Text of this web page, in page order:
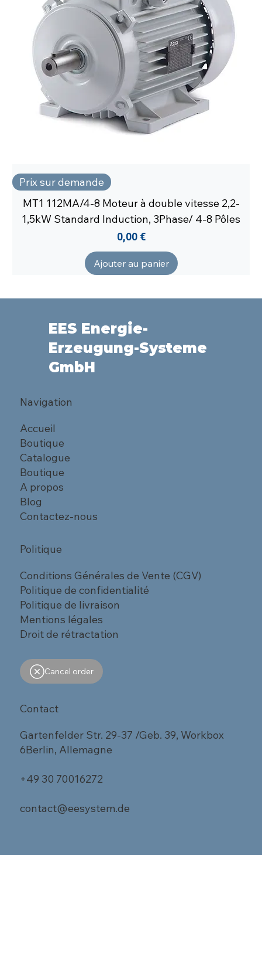
Prix sur demande
MT1 112MA/4-8 Moteur à double vitesse 2,2-
1,5kW Standard Induction, 3Phase/ 4-8 Pôles
Prix
0,00 €
Ajouter au panier
EES Energie-
Erzeugung-Systeme
GmbH
Navigation
Accueil
Boutique
Catalogue
Boutique
A propos
Blog
Contactez-nous
Politique
Conditions Générales de Vente (CGV)
Politique de confidentialité
Politique de livraison
Mentions légales
Droit de rétractation
Cancel order
Contact
Gartenfelder Str. 29-37 /Geb. 39, Workbox
6Berlin, Allemagne
+49 30 70016272
contact@eesystem.de